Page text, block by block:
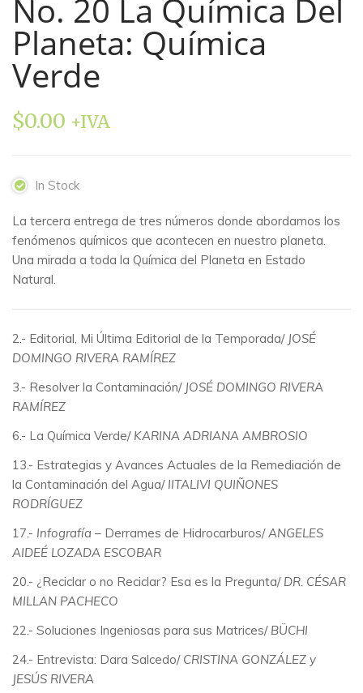
No. 20 La Química Del
Planeta: Química
Verde
$0.00 +IVA
In Stock
La tercera entrega de tres números donde abordamos los
fenómenos químicos que acontecen en nuestro planeta.
Una mirada a toda la Química del Planeta en Estado
Natural.
2.- Editorial, Mi Última Editorial de la Temporada/ JOSÉ
DOMINGO RIVERA RAMÍREZ
3.- Resolver la Contaminación/ JOSÉ DOMINGO RIVERA
RAMÍREZ
6.- La Química Verde/ KARINA ADRIANA AMBROSIO
13.- Estrategias y Avances Actuales de la Remediación de
la Contaminación del Agua/ IITALIVI QUIÑONES
RODRÍGUEZ
17.- Infografía – Derrames de Hidrocarburos/ANGELES
AIDEÉ LOZADA ESCOBAR
20.- ¿Reciclar o no Reciclar? Esa es la Pregunta/ DR. CÉSAR
MILLAN PACHECO
22.- Soluciones Ingeniosas para sus Matrices/ BÜCHI
24.- Entrevista: Dara Salcedo/ CRISTINA GONZÁLEZ y
JESÚS RIVERA